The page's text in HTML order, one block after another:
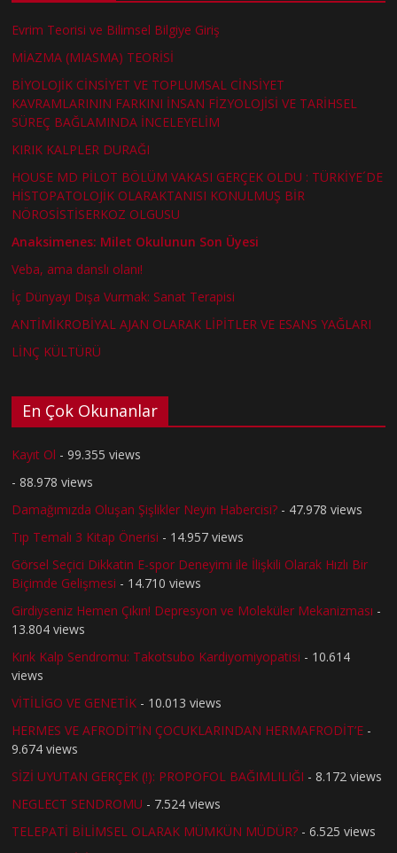
Evrim Teorisi ve Bilimsel Bilgiye Giriş
MİAZMA (MIASMA) TEORİSİ
BİYOLOJİK CİNSİYET VE TOPLUMSAL CİNSİYET
KAVRAMLARININ FARKINI İNSAN FİZYOLOJİSİ VE TARİHSEL
SÜREÇ BAĞLAMINDA İNCELEYELİM
KIRIK KALPLER DURAĞI
HOUSE MD PİLOT BÖLÜM VAKASI GERÇEK OLDU : TÜRKİYE´DE
HİSTOPATOLOJİK OLARAKTANISI KONULMUŞ BİR
NÖROSİSTİSERKOZ OLGUSU
Anaksimenes: Milet Okulunun Son Üyesi
Veba, ama danslı olanı!
İç Dünyayı Dışa Vurmak: Sanat Terapisi
ANTİMİKROBİYAL AJAN OLARAK LİPİTLER VE ESANS YAĞLARI
LİNÇ KÜLTÜRÜ
En Çok Okunanlar
Kayıt Ol - 99.355 views
- 88.978 views
Damağımızda Oluşan Şişlikler Neyin Habercisi? - 47.978 views
Tıp Temalı 3 Kitap Önerisi - 14.957 views
Görsel Seçici Dikkatin E-spor Deneyimi ile İlişkili Olarak Hızlı Bir
Biçimde Gelişmesi - 14.710 views
Girdiyseniz Hemen Çıkın! Depresyon ve Moleküler Mekanizması -
13.804 views
Kırık Kalp Sendromu: Takotsubo Kardiyomiyopatisi - 10.614
views
VİTİLİGO VE GENETİK - 10.013 views
HERMES VE AFRODİT’İN ÇOCUKLARINDAN HERMAFRODİT’E -
9.674 views
SİZİ UYUTAN GERÇEK (!): PROPOFOL BAĞIMLILIĞI - 8.172 views
NEGLECT SENDROMU - 7.524 views
TELEPATİ BİLİMSEL OLARAK MÜMKÜN MÜDÜR? - 6.525 views